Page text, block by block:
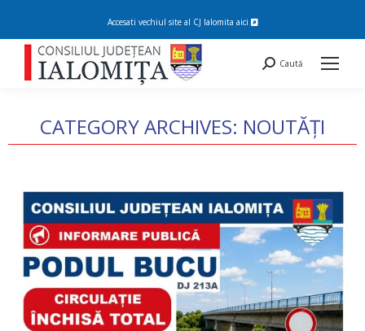
Accesati vechiul site al CJ Ialomita aici
Search:
Caută
CATEGORY ARCHIVES: NOUTĂȚI
You are here: